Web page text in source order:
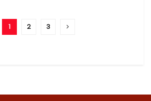
1 2 3